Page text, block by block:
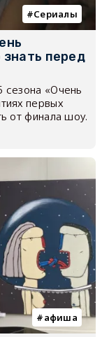
Сериалы
перед
«Очень
первых
от финала шоу.
афиша